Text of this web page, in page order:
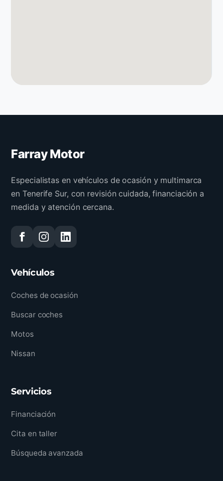
Farray Motor
Especialistas en vehículos de ocasión y multimarca
en Tenerife Sur, con revisión cuidada, financiación a
medida y atención cercana.
Vehículos
Coches de ocasión
Buscar coches
Motos
Nissan
Servicios
Financiación
Cita en taller
Búsqueda avanzada